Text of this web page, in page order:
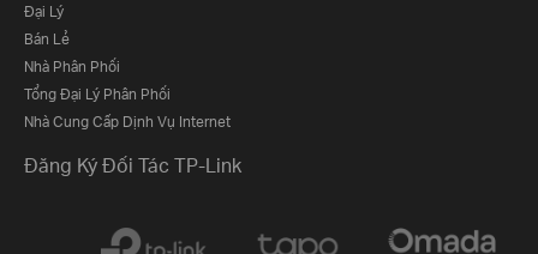
Đại Lý
Bán Lẻ
Nhà Phân Phối
Tổng Đại Lý Phân Phối
Nhà Cung Cấp Dịnh Vụ Internet
Đăng Ký Đối Tác TP-Link